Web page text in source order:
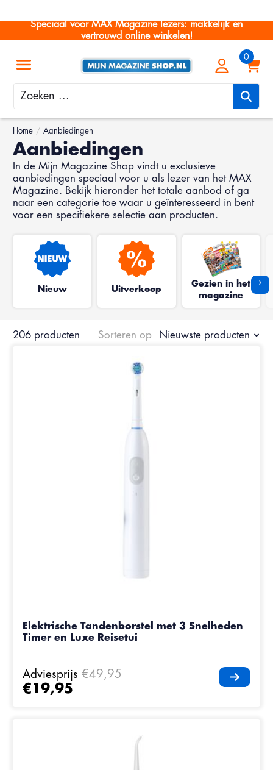
Speciaal voor MAX Magazine lezers: makkelijk en
vertrouwd online winkelen!
Zoeken
Home / Aanbiedingen
Aanbiedingen
In de Mijn Magazine Shop vindt u exclusieve
aanbiedingen speciaal voor u als lezer van het MAX
Magazine. Bekijk hieronder het totale aanbod of ga
naar een categorie toe waar u geïnteresseerd in bent
voor een specifiekere selectie aan producten.
Nieuw Uitverkoop
Gezien in het
magazine
›
206 producten Sorteren op Nieuwste producten
Elektrische Tandenborstel met 3 Snelheden
Timer en Luxe Reisetui
Adviesprijs €49,95
€19,95